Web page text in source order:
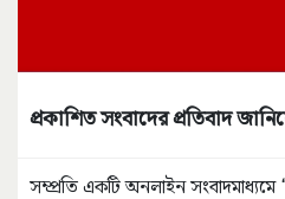
প্রকাশিত সংবাদের প্রতিবাদ
সম্প্রতি একটি অনলাইন